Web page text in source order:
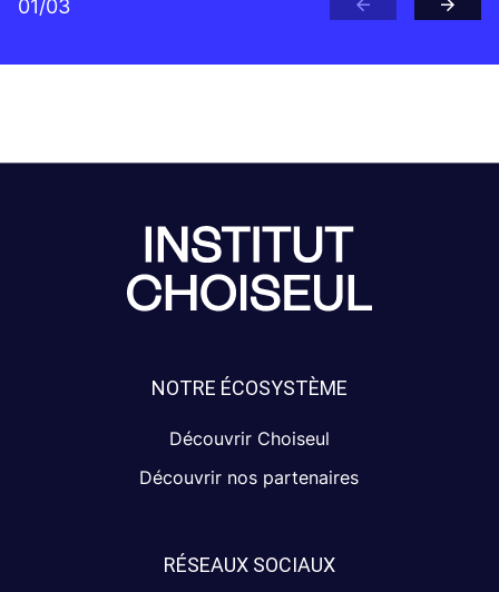
01/03
NOTRE ÉCOSYSTÈME
Découvrir Choiseul
Découvrir nos partenaires
RÉSEAUX SOCIAUX